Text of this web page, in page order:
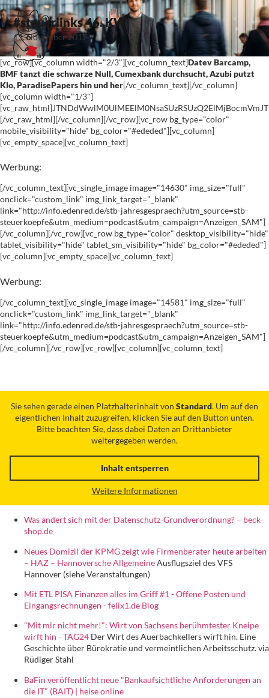
#steuerlinks 46. KW
13. November 2017
[vc_row][vc_column width="2/3"][vc_column_text]Datev Barcamp,
BMF tanzt die schwarze Null, Cumexbank durchsucht, Azubi putzt
Klo, ParadisePapers hin und her[/vc_column_text][/vc_column]
[vc_column width="1/3"]
[/vc_raw_html][/vc_column][/vc_row][vc_row bg_type="color"
mobile_visibility="hide" bg_color="#ededed"][vc_column]
[vc_empty_space][vc_column_text]
Werbung:
[/vc_column_text][vc_single_image image="14630" img_size="full"
onclick="custom_link" img_link_target="_blank"
link="http://info.edenred.de/stb-jahresgespraech?utm_source=stb-
steuerkoepfe&utm_medium=podcast&utm_campaign=Anzeigen_SAM"]
[/vc_column][/vc_row][vc_row bg_type="color" desktop_visibility="hide"
tablet_visibility="hide" tablet_sm_visibility="hide" bg_color="#ededed"]
[vc_column][vc_empty_space][vc_column_text]
Werbung:
[/vc_column_text][vc_single_image image="14581" img_size="full"
onclick="custom_link" img_link_target="_blank"
link="http://info.edenred.de/stb-jahresgespraech?utm_source=stb-
steuerkoepfe&utm_medium=podcast&utm_campaign=Anzeigen_SAM"]
[/vc_column][/vc_row][vc_row][vc_column][vc_column_text]
Sie sehen gerade einen Platzhalterinhalt von Standard. Um auf den
eigentlichen Inhalt zuzugreifen, klicken Sie auf den Button unten.
Bitte beachten Sie, dass dabei Daten an Drittanbieter
weitergegeben werden.
Inhalt entsperren
Weitere Informationen
Was ändert sich mit der Datenschutz-Grundverordnung? – beck-
shop.de
Neues Domizil der KPMG zeigt wie Firmenberater heute arbeiten
– HAZ – Hannoversche AllgemeineAusflugsziel des VFS
Hannover (siehe Veranstaltungen)
Mit ETL PISA Finanzen alles im Griff #1 - Offene Posten und
Eingangsrechnungen - felix1.de Blog
"Mit mir nicht mehr!": Wirt von Sachsens berühmtester Kneipe
wirft hin - TAG24 Der Wirt des Auerbachkellers wirft hin. Eine
Geschichte über Bürokratie und vermeintlichen Arbeitsschutz. via
Rüdiger Stahl
BaFin veröffentlicht neue "Bankaufsichtliche Anforderungen an
die IT" (BAIT) | heise online